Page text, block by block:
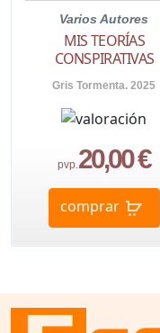
Varios Autores
MIS TEORÍAS
CONSPIRATIVAS
Gris Tormenta. 2025
pvp.20,00 €
comprar